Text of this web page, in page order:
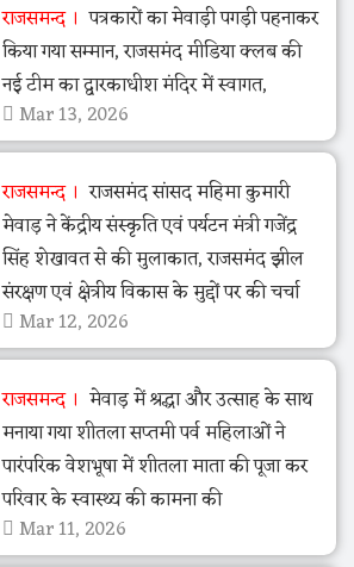
राजसमन्द
पत्रकारों का मेवाड़ी पगड़ी पहनाकर
किया गया सम्मान, राजसमंद मीडिया क्लब की
नई टीम का द्वारकाधीश मंदिर में स्वागत,
Mar 13, 2026
राजसमन्द
राजसमंद सांसद महिमा कुमारी
मेवाड़ ने केंद्रीय संस्कृति एवं पर्यटन मंत्री गजेंद्र
सिंह शेखावत से की मुलाकात, राजसमंद झील
संरक्षण एवं क्षेत्रीय विकास के मुद्दों पर की चर्चा
Mar 12, 2026
राजसमन्द
मेवाड़ में श्रद्धा और उत्साह के साथ
मनाया गया शीतला सप्तमी पर्व महिलाओं ने
पारंपरिक वेशभूषा में शीतला माता की पूजा कर
परिवार के स्वास्थ्य की कामना की
Mar 11, 2026